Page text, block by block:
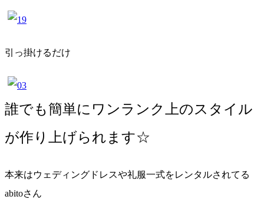
引っ掛けるだけ
誰でも簡単にワンランク上のスタイル
が作り上げられます☆
本来はウェディングドレスや礼服一式をレンタルされてる
abitoさん